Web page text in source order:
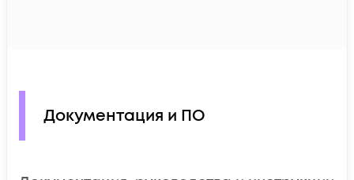
Документация и ПО